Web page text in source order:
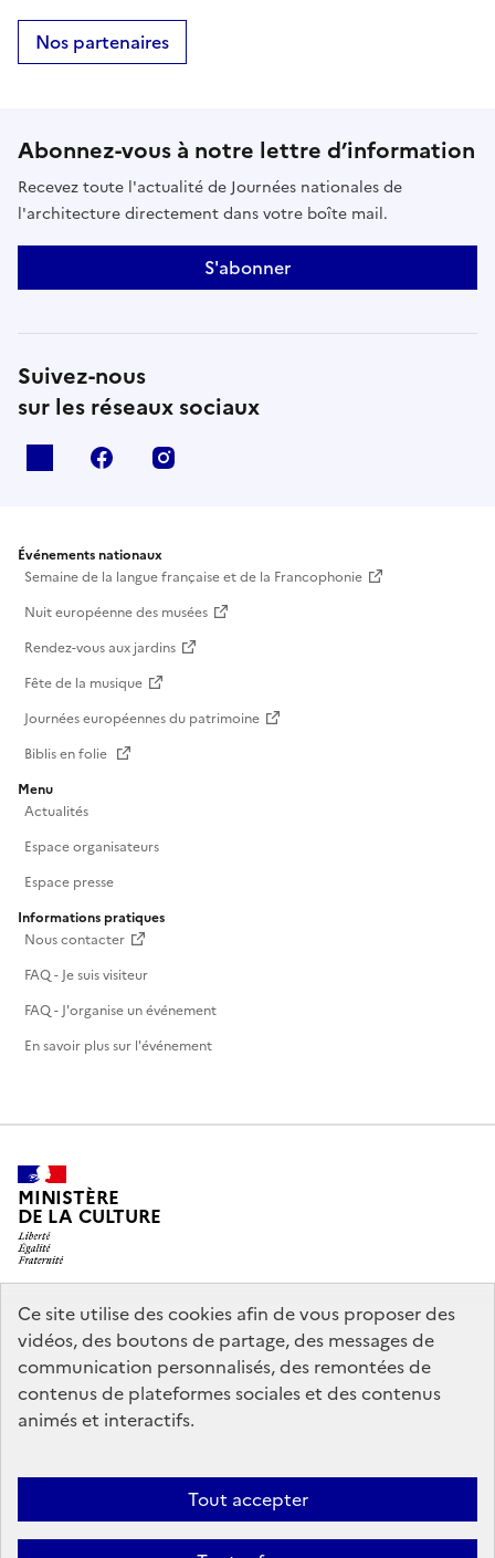
Ce site utilise des cookies afin de vous proposer des
vidéos, des boutons de partage, des messages de
communication personnalisés, des remontées de
contenus de plateformes sociales et des contenus
animés et interactifs.
Tout accepter
Nos partenaires
Abonnez-vous à notre lettre d’information
Recevez toute l'actualité de Journées nationales de
l'architecture directement dans votre boîte mail.
S'abonner
Suivez-nous
sur les réseaux sociaux
facebook
Événements nationaux
Semaine de la langue française et de la Francophonie
Nuit européenne des musées
Rendez-vous aux jardins
Fête de la musique
Journées européennes du patrimoine
Biblis en folie
Menu
Actualités
Espace organisateurs
Espace presse
Informations pratiques
Nous contacter
FAQ - Je suis visiteur
FAQ - J'organise un événement
En savoir plus sur l'événement
MINISTÈRE
DE LA CULTURE
legifrance.gouv.fr
info.gouv.fr
service-public.gouv.fr
data.gouv.fr
Nous contacter Mentions légales
Politique générale de protection
Accessibilité : partiellement conforme